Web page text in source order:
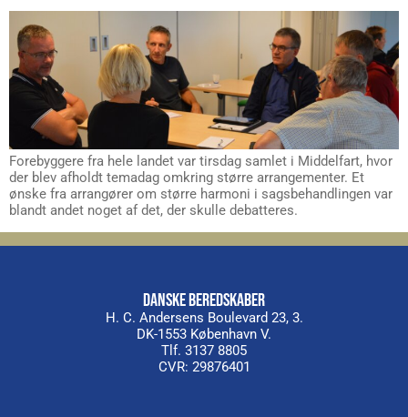
Forebyggere fra hele landet var tirsdag samlet i Middelfart, hvor
der blev afholdt temadag omkring større arrangementer. Et
ønske fra arrangører om større harmoni i sagsbehandlingen var
blandt andet noget af det, der skulle debatteres.
DANSKE BEREDSKABER
H. C. Andersens Boulevard 23, 3.
DK-1553 København V.
Tlf. 3137 8805
CVR: 29876401